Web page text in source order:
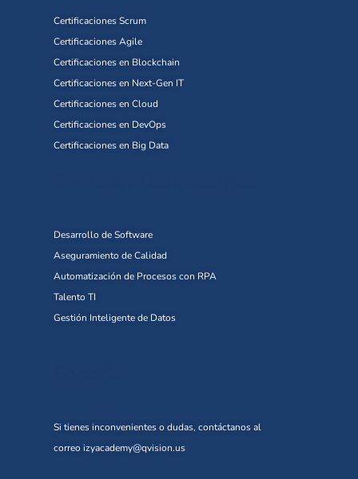
Certificaciones Scrum
Certificaciones Agile
Certificaciones en Blockchain
Certificaciones en Next-Gen IT
Certificaciones en Cloud
Certificaciones en DevOps
Certificaciones en Big Data
Desarrollo de Software
Aseguramiento de Calidad
Automatización de Procesos con RPA
Talento TI
Gestión Inteligente de Datos
Si tienes inconvenientes o dudas, contáctanos al
correo izyacademy@qvision.us